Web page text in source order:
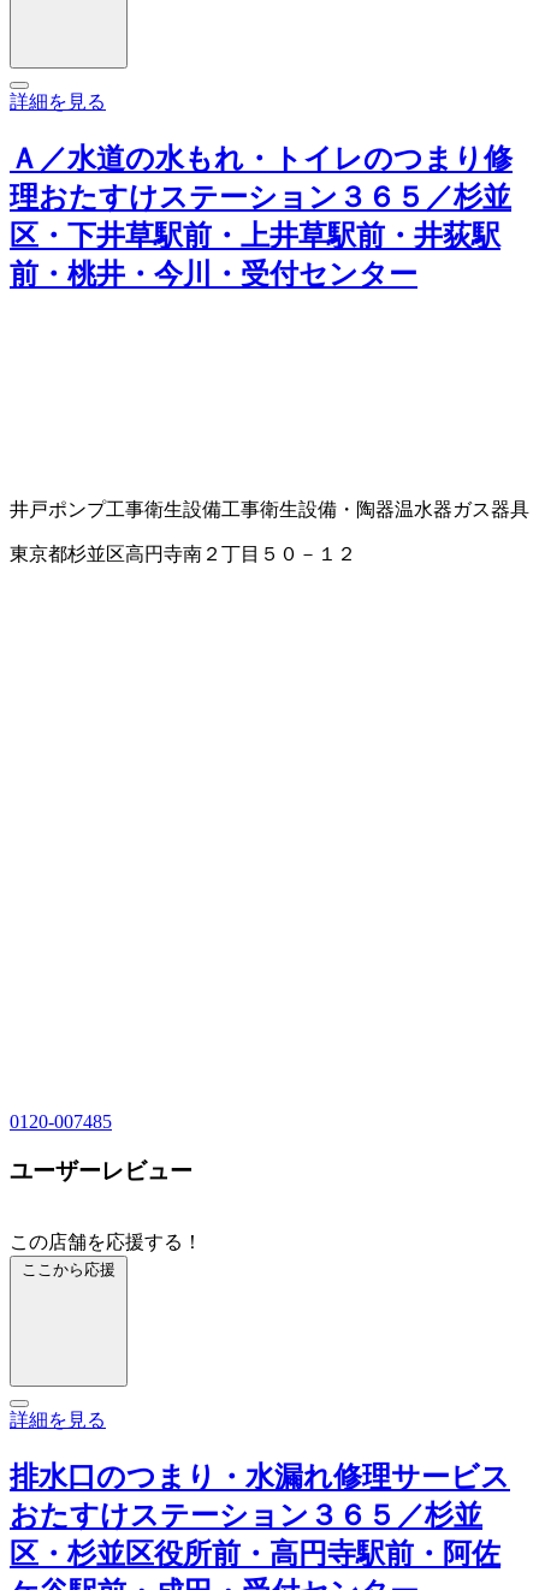
詳細を見る
Ａ／水道の水もれ・トイレのつまり修
理おたすけステーション３６５／杉並
区・下井草駅前・上井草駅前・井荻駅
前・桃井・今川・受付センター
井戸ポンプ工事衛生設備工事衛生設備・陶器温水器ガス器具
東京都杉並区高円寺南２丁目５０－１２
0120-007485
ユーザーレビュー
この店舗を応援する！
ここから応援
詳細を見る
排水口のつまり・水漏れ修理サービス
おたすけステーション３６５／杉並
区・杉並区役所前・高円寺駅前・阿佐